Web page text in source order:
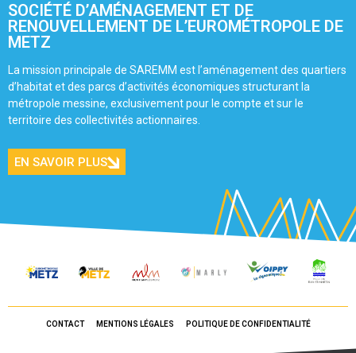
SOCIÉTÉ D’AMÉNAGEMENT ET DE
RENOUVELLEMENT DE L’EUROMÉTROPOLE DE
METZ
La mission principale de SAREMM est l’aménagement des quartiers
d’habitat et des parcs d’activités économiques structurant la
métropole messine, exclusivement pour le compte et sur le
territoire des collectivités actionnaires.
EN SAVOIR PLUS
CONTACT MENTIONS LÉGALES POLITIQUE DE CONFIDENTIALITÉ